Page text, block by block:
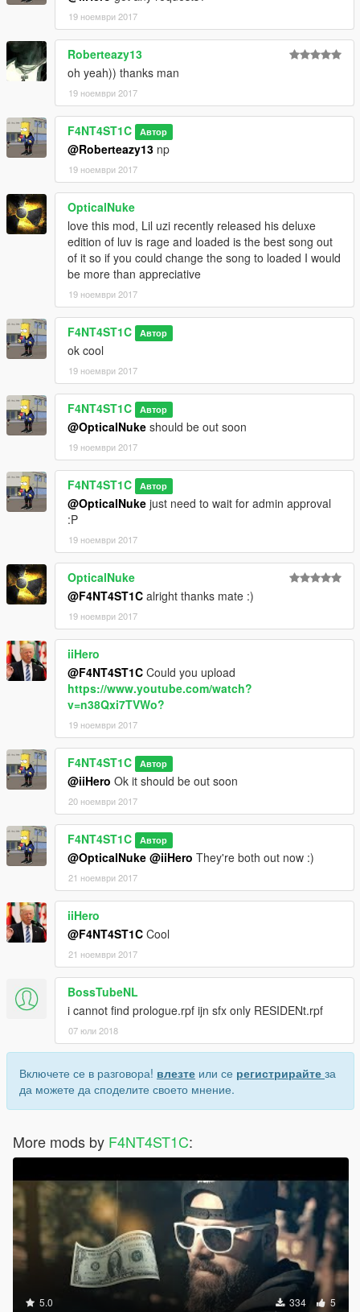
19 ноември 2017
Roberteazy13
oh yeah)) thanks man
19 ноември 2017
F4NT4ST1C Автор
@Roberteazy13 np
19 ноември 2017
OpticalNuke
love this mod, Lil uzi recently released his deluxe
edition of luv is rage and loaded is the best song out
of it so if you could change the song to loaded I would
be more than appreciative
19 ноември 2017
F4NT4ST1C Автор
ok cool
19 ноември 2017
F4NT4ST1C Автор
@OpticalNuke should be out soon
19 ноември 2017
F4NT4ST1C Автор
@OpticalNuke just need to wait for admin approval
:P
19 ноември 2017
OpticalNuke
@F4NT4ST1C alright thanks mate :)
19 ноември 2017
iiHero
@F4NT4ST1C Could you upload
https://www.youtube.com/watch?
v=n38Qxi7TVWo?
19 ноември 2017
F4NT4ST1C Автор
@iiHero Ok it should be out soon
20 ноември 2017
F4NT4ST1C Автор
@OpticalNuke @iiHero They're both out now :)
21 ноември 2017
iiHero
@F4NT4ST1C Cool
21 ноември 2017
BossTubeNL
i cannot find prologue.rpf ijn sfx only RESIDENt.rpf
07 юли 2018
Включете се в разговора! влезте или се регистрирайте за
да можете да споделите своето мнение.
More mods by F4NT4ST1C:
5.0 334 5